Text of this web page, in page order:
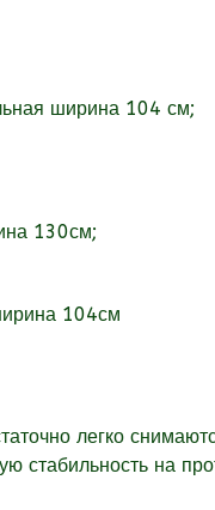
ширина 104 см;
130см;
104см
легко
на